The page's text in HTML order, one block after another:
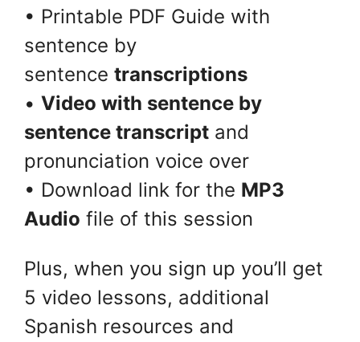
• Printable PDF Guide with
sentence by
sentence transcriptions
• Video with sentence by
sentence transcript and
pronunciation voice over
• Download link for the MP3
Audio file of this session
Plus, when you sign up you’ll get
5 video lessons, additional
Spanish resources and